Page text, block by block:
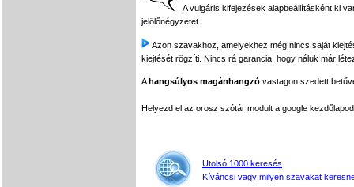
A vulgáris kifejezések alapbeállításként ki
jelölőnégyzetet.
Azon szavakhoz, amelyekhez még nincs saját
kiejtését rögzíti. Nincs rá garancia, hogy náluk már
Ahangsúlyos magánhangzó vastagon szedett
Helyezd el az orosz szótár modult a google
Utolsó 1000 keresés
Kíváncsi vagy milyen szavakat